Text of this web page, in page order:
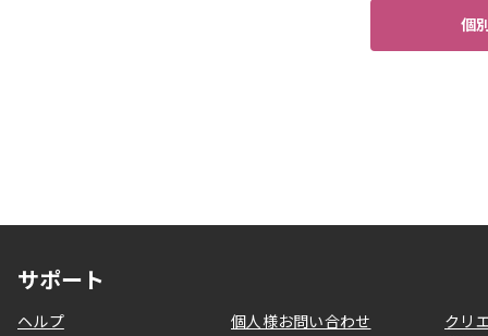
個
サポート
ヘルプ 個人様お問い合わせ
クリ